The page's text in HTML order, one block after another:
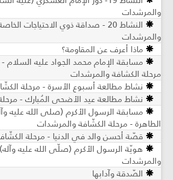
والمرشدات
النشاط 20 - صداقة ذوي الاحتياجات
والمرشدات
ماذا أعرف عن المقاومة؟
مسابقة الإمام محمد الجواد عليه السلام
مرحلة الكشافة والمرشدات
نشاط مطالعة أسبوع الأسرة - مرحلة
نشاط مطالعة عيد الأضحى المُبارك -
مسابقة الرسول الأكرم (صلى الله عليه
الطاهرة - مرحلة الكشّافة والمرشدات
قصّة أحسن والد في الدنيا - مرحلة
هويّة الرسول الأكرم (صلّى الله عليه
والمرشدات
الصّدقة وآدابها